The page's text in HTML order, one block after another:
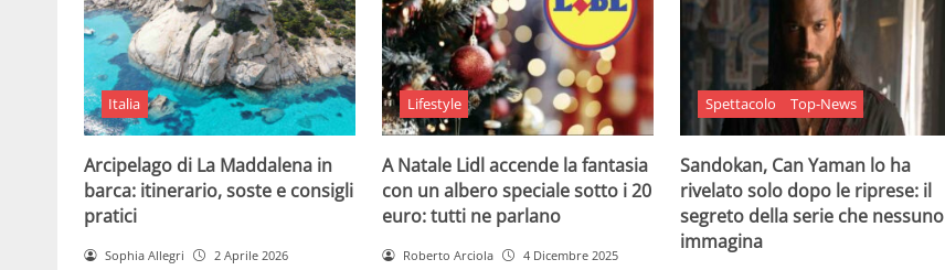
Italia
Arcipelago di La Maddalena in
barca: itinerario, soste e consigli
pratici
Sophia Allegri 2 Aprile 2026
Lifestyle
A Natale Lidl accende la fantasia
con un albero speciale sotto i 20
euro: tutti ne parlano
Roberto Arciola 4 Dicembre 2025
Spettacolo Top-News
Sandokan, Can Yaman lo ha
rivelato solo dopo le riprese: il
segreto della serie che nessuno
immagina